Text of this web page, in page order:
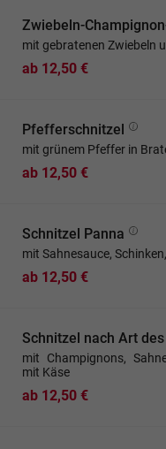
Zwiebeln-
mit gebratenen Zwiebeln
ab 12,50 €
Pfefferschnitzel
mit grünem Pfeffer in
ab 12,50 €
Schnitzel Panna
mit Sahnesauce,
ab 12,50 €
Schnitzel nach Art
mit Champignons,
mit Käse
ab 12,50 €